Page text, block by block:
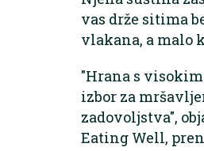
vas drže sitima
vlakana, a malo
"Hrana s
izbor za
zadovoljstva",
Eating Well,